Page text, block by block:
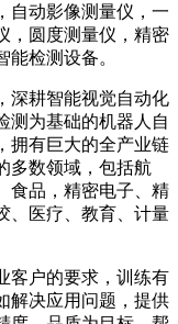
自动影像测量仪，一
，圆度测量仪，精密
检测设备。
深耕智能视觉自动化
测为基础的机器人自
拥有巨大的全产业链
多数领域，包括航
食品，精密电子、精
、医疗、教育、计量
客户的要求，训练有
解决应用问题，提供